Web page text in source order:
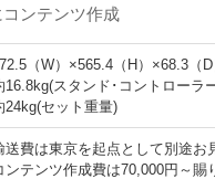
ンテンツ作成
（W）×565.4（H）×68.3（
16.8kg(スタンド･コントローラ
24kg(セット重量)
送費は東京を起点として別途お
ンテンツ作成費は70,000円～